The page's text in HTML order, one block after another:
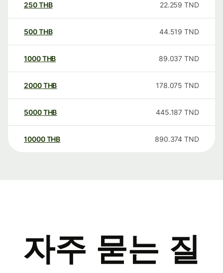
250THB 22.259 TND
500THB 44.519 TND
1000THB 89.037 TND
2000THB 178.075 TND
5000THB 445.187 TND
10000 THB 890.374 TND
자주 묻는 질